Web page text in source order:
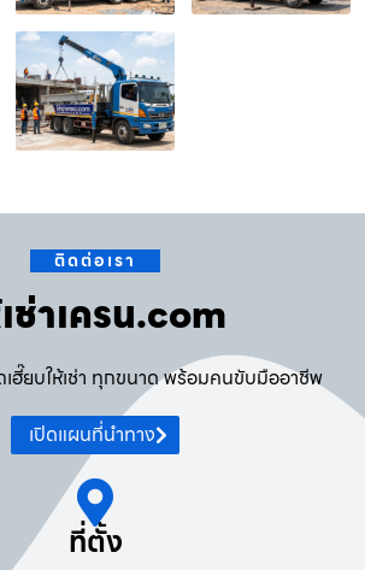
ติดต่อเรา
ช่าเครน.com
เฮี๊ยบให้เช่า ทุกขนาด พร้อมคนขับมืออาชีพ
เปิดแผนที่นำทาง
ที่ตั้ง